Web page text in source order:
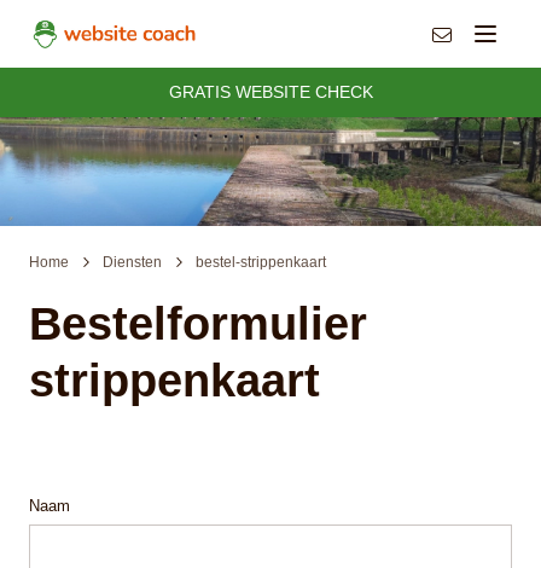
Menu
GRATIS WEBSITE CHECK
Home Diensten bestel-strippenkaart
Bestelformulier
strippenkaart
Naam